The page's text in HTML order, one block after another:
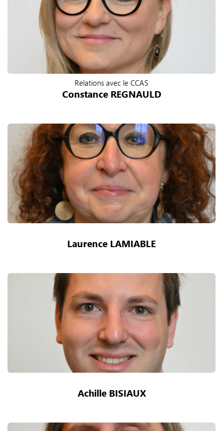
Constance REGNAULD
Relations avec le CCAS
Laurence LAMIABLE
Achille BISIAUX